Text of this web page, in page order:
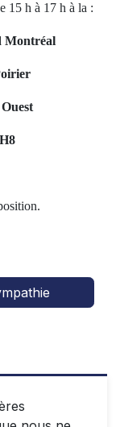
15 h à 17 h à la :
Montréal